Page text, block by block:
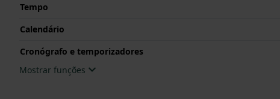
Tempo
Calendário
Cronógrafo e temporizadores
Mostrar funções